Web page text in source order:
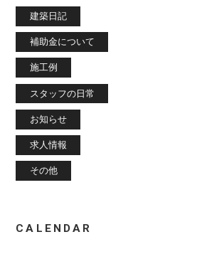
建築日記
補助金について
施工例
スタッフの日常
お知らせ
求人情報
その他
CALENDAR